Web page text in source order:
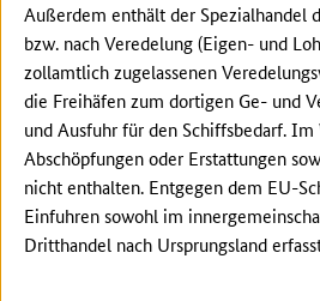
Außerdem enthält der Spezialhandel
bzw. nach Veredelung (Eigen- und
zollamtlich zugelassenen
die Freihäfen zum dortigen Ge- und
und Ausfuhr für den Schiffsbedarf.
Abschöpfungen oder Erstattungen
nicht enthalten. Entgegen dem EU-
Einfuhren sowohl im
Dritthandel nach Ursprungsland